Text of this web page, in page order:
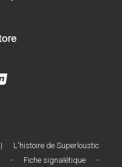
|
L'histoire de Superloustic
- Fiche signalétique
-